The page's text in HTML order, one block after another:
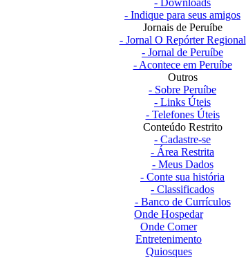
- Downloads
- Indique para seus amigos
Jornais de Peruíbe
- Jornal O Repórter Regional
- Jornal de Peruíbe
- Acontece em Peruíbe
Outros
- Sobre Peruíbe
- Links Úteis
- Telefones Úteis
Conteúdo Restrito
- Cadastre-se
- Área Restrita
- Meus Dados
- Conte sua história
- Classificados
- Banco de Currículos
Onde Hospedar
Onde Comer
Entretenimento
Quiosques